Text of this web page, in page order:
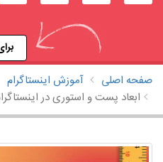
صفحه اصلی
آموزش اینستاگرام
ابعاد پست و استوری در